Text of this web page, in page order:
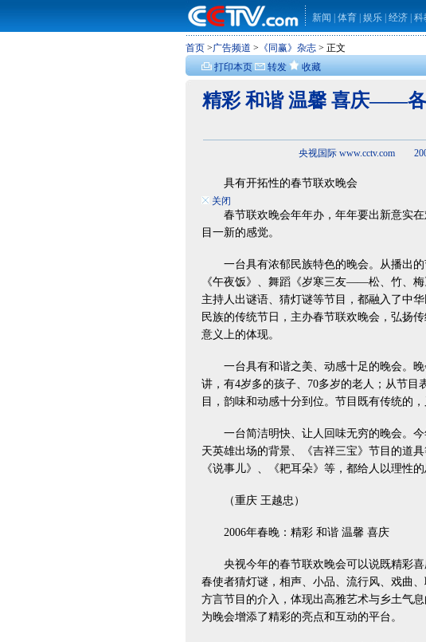
新闻 体育 娱乐 经济 科
首页 >广告频道 > 《同赢》杂志 > 正文
打印本页
转发 收藏
关闭
精彩 和谐 温馨 喜庆——各
央视国际 www.cctv.com
具有开拓性的春节联欢晚会
春节联欢晚会年年办，年年要出新意实在
目一新的感觉。
一台具有浓郁民族特色的晚会。从播出的
《午夜饭》、舞蹈《岁寒三友——松、竹、
主持人出谜语、猜灯谜等节目，都融入了中
民族的传统节日，主办春节联欢晚会，弘扬
意义上的体现。
一台具有和谐之美、动感十足的晚会。晚
讲，有4岁多的孩子、70多岁的老人；从节
目，韵味和动感十分到位。节目既有传统的，
一台简洁明快、让人回味无穷的晚会。今
天英雄出场的背景、《吉祥三宝》节目的道
《说事儿》、《耙耳朵》等，都给人以理性的
（重庆 王越忠）
2006年春晚：精彩 和谐 温馨 喜庆
央视今年的春节联欢晚会可以说既精彩喜
春使者猜灯谜，相声、小品、流行风、戏曲
方言节目的介入，体现出高雅艺术与乡土气
为晚会增添了精彩的亮点和互动的平台。